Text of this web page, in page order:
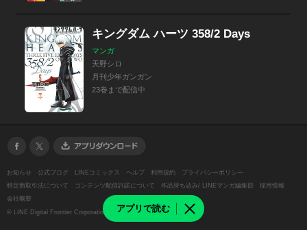
アプリで読む
キングダム ハーツ 358/2 Days
マンガ
天野シロ
月刊少年ガンガン
23巻まで配信中
お知らせ 公式ブログ LINEコミックス ヘルプ 利用規約
プライバシーポリシー
特定商取引法について
コンテンツ配信許諾について 作品持ち込み/ LINEマンガ編集部
採用情報
会社概要
© LINE Digital Frontier Corporation